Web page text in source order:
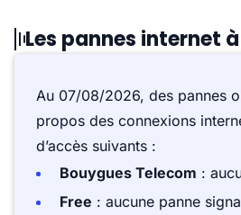
Les pannes internet
Au 07/08/2026, des pannes
propos des connexions
d’accès suivants :
Bouygues Telecom :
Free : aucune panne